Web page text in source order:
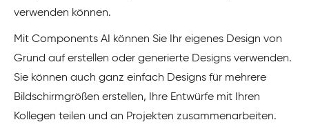
verwenden können.
Mit Components AI können Sie Ihr eigenes Design von
Grund auf erstellen oder generierte Designs verwenden.
Sie können auch ganz einfach Designs für mehrere
Bildschirmgrößen erstellen, Ihre Entwürfe mit Ihren
Kollegen teilen und an Projekten zusammenarbeiten.